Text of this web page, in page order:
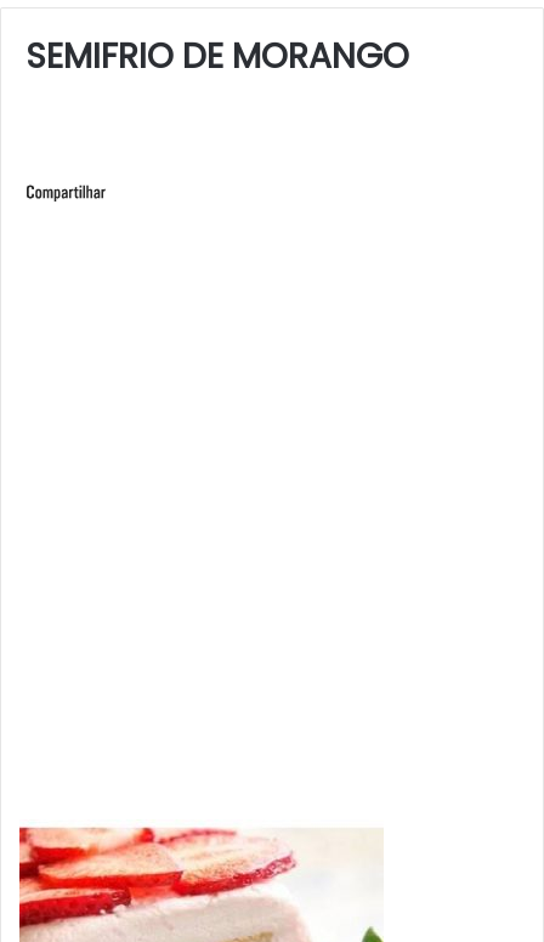
SEMIFRIO DE MORANGO